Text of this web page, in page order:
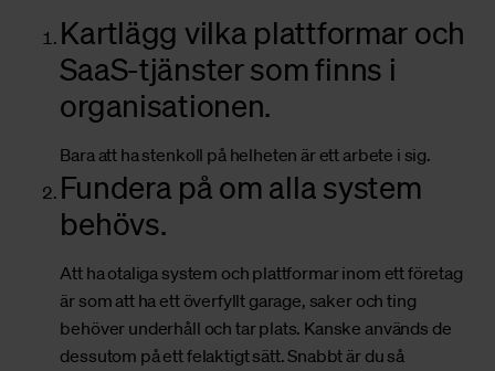
Kartlägg vilka plattformar och
SaaS-tjänster som finns i
organisationen.
Bara att ha stenkoll på helheten är ett arbete i sig.
Fundera på om alla system
behövs.
Att ha otaliga system och plattformar inom ett företag
är som att ha ett överfyllt garage, saker och ting
behöver underhåll och tar plats. Kanske används de
dessutom på ett felaktigt sätt. Snabbt är du så